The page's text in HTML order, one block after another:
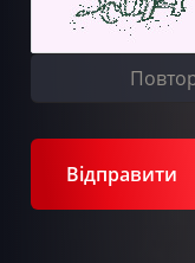
Відправити